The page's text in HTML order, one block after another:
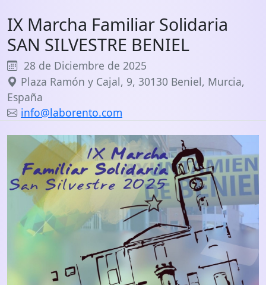
IX Marcha Familiar Solidaria
SAN SILVESTRE BENIEL
28 de Diciembre de 2025
Plaza Ramón y Cajal, 9, 30130 Beniel, Murcia,
España
info@laborento.com